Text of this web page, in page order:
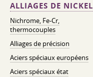
ALLIAGES DE NICKEL
Nichrome, Fe-Cr,
thermocouples
Alliages de précision
Aciers spéciaux européens
Aciers spéciaux état